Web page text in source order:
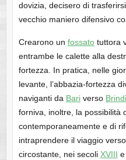
dovizia, decisero di trasferirsi
vecchio maniero difensivo
Crearono un fossatotuttora
entrambe le calette alla
fortezza. In pratica, nelle
levante, l’abbazia-fortezza
naviganti da Bariverso
forniva, inoltre, la possibilità
contemporaneamente e di
intraprendere il viaggio
circostante, nei secoli XVIII e